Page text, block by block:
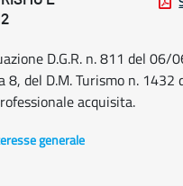
D.G.R. n. 811 del 06/
del D.M. Turismo n. 1432
acquisita.
generale